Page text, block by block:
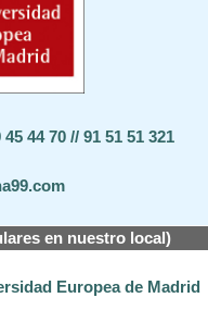
44 70 // 91 51 51 321
en nuestro local)
Europea de Madrid